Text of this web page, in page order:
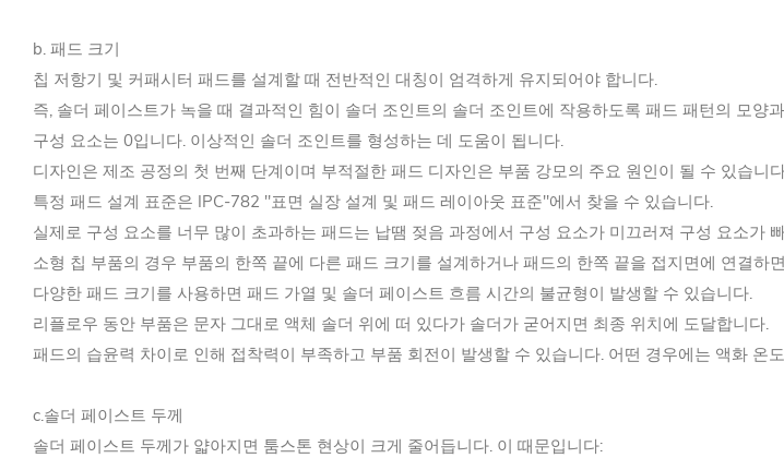
b. 패드 크기
칩 저항기 및 커패시터 패드를 설계할 때 전반적인 대칭이 엄격하게 유지되어야 합니다.
즉, 솔더 페이스트가 녹을 때 결과적인 힘이 솔더 조인트의 솔더 조인트에 작용하도록 패드 패턴의 모양
구성 요소는 0입니다. 이상적인 솔더 조인트를 형성하는 데 도움이 됩니다.
디자인은 제조 공정의 첫 번째 단계이며 부적절한 패드 디자인은 부품 강모의 주요 원인이 될 수 있습니
특정 패드 설계 표준은 IPC-782 "표면 실장 설계 및 패드 레이아웃 표준"에서 찾을 수 있습니다.
실제로 구성 요소를 너무 많이 초과하는 패드는 납땜 젖음 과정에서 구성 요소가 미끄러져 구성 요소가
소형 칩 부품의 경우 부품의 한쪽 끝에 다른 패드 크기를 설계하거나 패드의 한쪽 끝을 접지면에 연결하
다양한 패드 크기를 사용하면 패드 가열 및 솔더 페이스트 흐름 시간의 불균형이 발생할 수 있습니다.
리플로우 동안 부품은 문자 그대로 액체 솔더 위에 떠 있다가 솔더가 굳어지면 최종 위치에 도달합니다.
패드의 습윤력 차이로 인해 접착력이 부족하고 부품 회전이 발생할 수 있습니다. 어떤 경우에는 액화 온
c.솔더 페이스트 두께
솔더 페이스트 두께가 얇아지면 툼스톤 현상이 크게 줄어듭니다. 이 때문입니다: